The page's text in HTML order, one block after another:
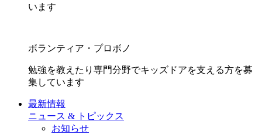
います
ボランティア・プロボノ
勉強を教えたり専門分野でキッズドアを支える方を募
集しています
最新情報
ニュース & トピックス
お知らせ